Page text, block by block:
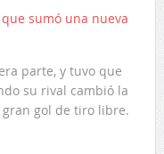
parte, y tuvo que
su rival cambió la
gol de tiro libre.